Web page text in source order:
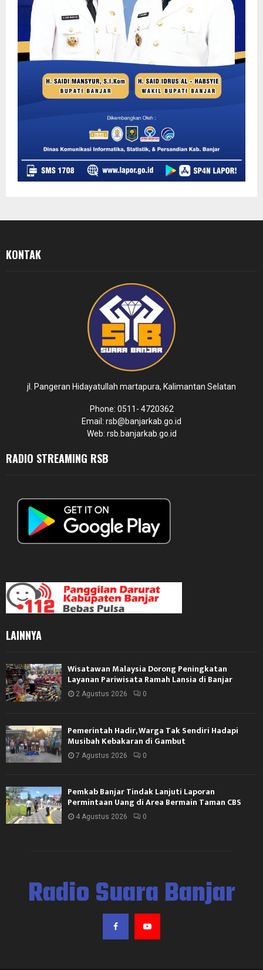
KONTAK
jl. Pangeran Hidayatullah martapura, Kalimantan Selatan
Phone: 0511- 4720362
Email: rsb@banjarkab.go.id
Web: rsb.banjarkab.go.id
RADIO STREAMING RSB
LAINNYA
Wisatawan Malaysia Dorong Peningkatan
Layanan Pariwisata Ramah Lansia di Banjar
2 Agustus 2026 0
Pemerintah Hadir, Warga Tak Sendiri Hadapi
Musibah Kebakaran di Gambut
7 Agustus 2026 0
Pemkab Banjar Tindak Lanjuti Laporan
Permintaan Uang di Area Bermain Taman CBS
4 Agustus 2026 0
Radio Suara Banjar